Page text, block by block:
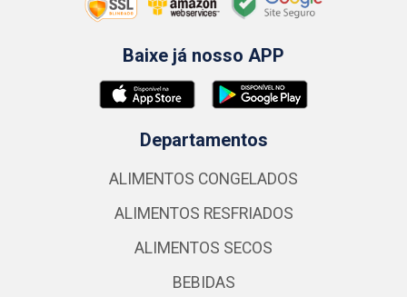
Baixe já nosso APP
Departamentos
ALIMENTOS CONGELADOS
ALIMENTOS RESFRIADOS
ALIMENTOS SECOS
BEBIDAS